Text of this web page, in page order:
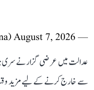
— DNA (@dna)
August 7, 2026
عدالت میں عرضی گزار نے سری
سے خارج کرنے کے لیے مزید وقت